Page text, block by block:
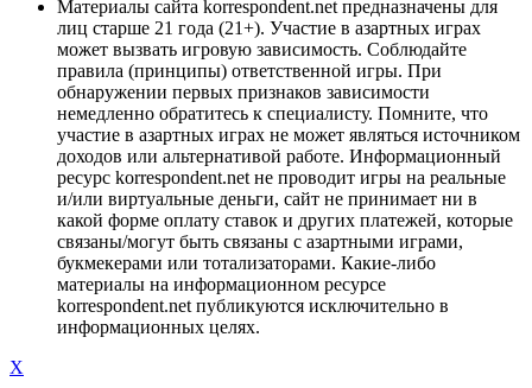
Материалы сайта korrespondent.net предназначены для
лиц старше 21 года (21+). Участие в азартных играх
может вызвать игровую зависимость. Соблюдайте
правила (принципы) ответственной игры. При
обнаружении первых признаков зависимости
немедленно обратитесь к специалисту. Помните, что
участие в азартных играх не может являться источником
доходов или альтернативой работе. Информационный
ресурс korrespondent.net не проводит игры на реальные
и/или виртуальные деньги, сайт не принимает ни в
какой форме оплату ставок и других платежей, которые
связаны/могут быть связаны с азартными играми,
букмекерами или тотализаторами. Какие-либо
материалы на информационном ресурсе
korrespondent.net публикуются исключительно в
информационных целях.
X